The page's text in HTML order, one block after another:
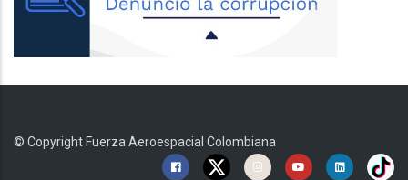
© Copyright Fuerza Aeroespacial Colombiana